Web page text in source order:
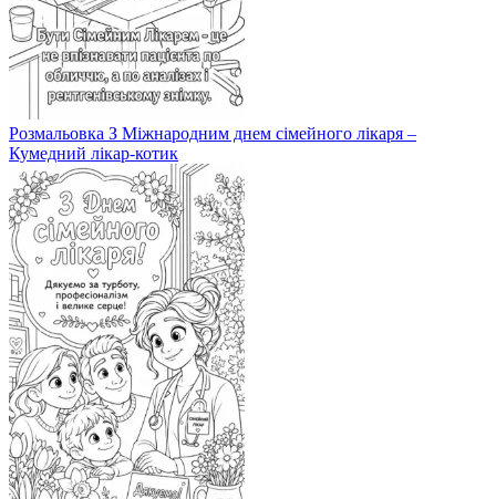
Розмальовка З Міжнародним днем сімейного лікаря –
Кумедний лікар-котик